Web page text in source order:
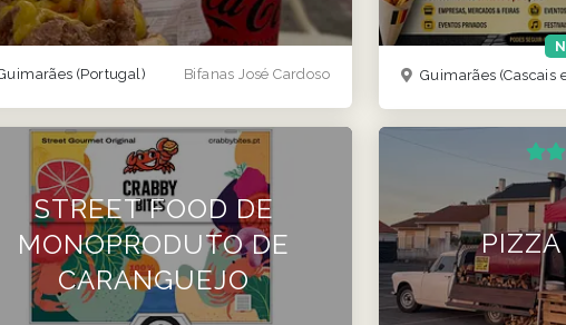
Bifanas José Cardoso
(Portugal) Guimarães (Cascais
STREET FOOD DE
MONOPRODUTO DE
CARANGUEJO